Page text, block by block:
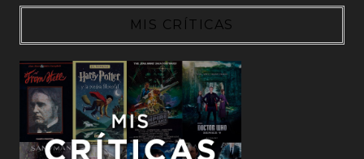
MIS CRÍTICAS